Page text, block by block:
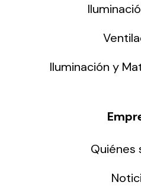
Iluminación y
Quiénes